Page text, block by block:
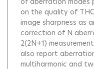
on the quality of
image sharpness as
correction of N
2(2N+1)
also report
multiharmonic and